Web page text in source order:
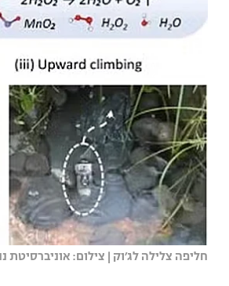
חליפה צלילה לג׳וק | צילום: אוניברסיטת